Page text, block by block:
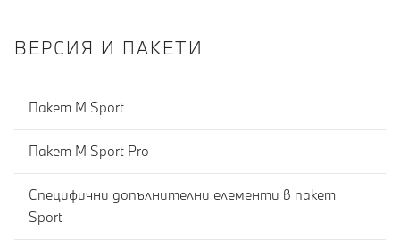
ВЕРСИЯ И ПАКЕТИ
Пакет M Sport
Пакет M Sport Pro
Специфични допълнителни елементи в пакет
Sport